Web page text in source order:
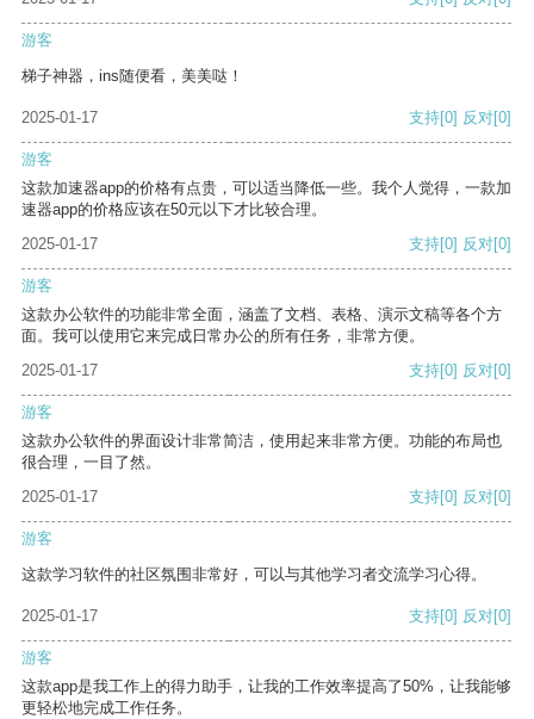
游客
梯子神器，ins随便看，美美哒！
2025-01-17 支持[0] 反对[0]
游客
这款加速器app的价格有点贵，可以适当降低一些。我个人觉得，一款加
速器app的价格应该在50元以下才比较合理。
2025-01-17
支持[0] 反对[0]
游客
这款办公软件的功能非常全面，涵盖了文档、表格、演示文稿等各个方
面。我可以使用它来完成日常办公的所有任务，非常方便。
2025-01-17
支持[0] 反对[0]
游客
这款办公软件的界面设计非常简洁，使用起来非常方便。功能的布局也
很合理，一目了然。
2025-01-17
支持[0] 反对[0]
游客
这款学习软件的社区氛围非常好，可以与其他学习者交流学习心得。
2025-01-17 支持[0] 反对[0]
游客
这款app是我工作上的得力助手，让我的工作效率提高了50%，让我能够
更轻松地完成工作任务。